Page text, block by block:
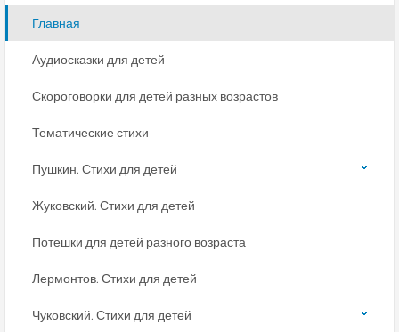
Главная
Аудиосказки для детей
Скороговорки для детей разных возрастов
Тематические стихи
Пушкин. Стихи для детей
Жуковский. Стихи для детей
Потешки для детей разного возраста
Лермонтов. Стихи для детей
Чуковский. Стихи для детей